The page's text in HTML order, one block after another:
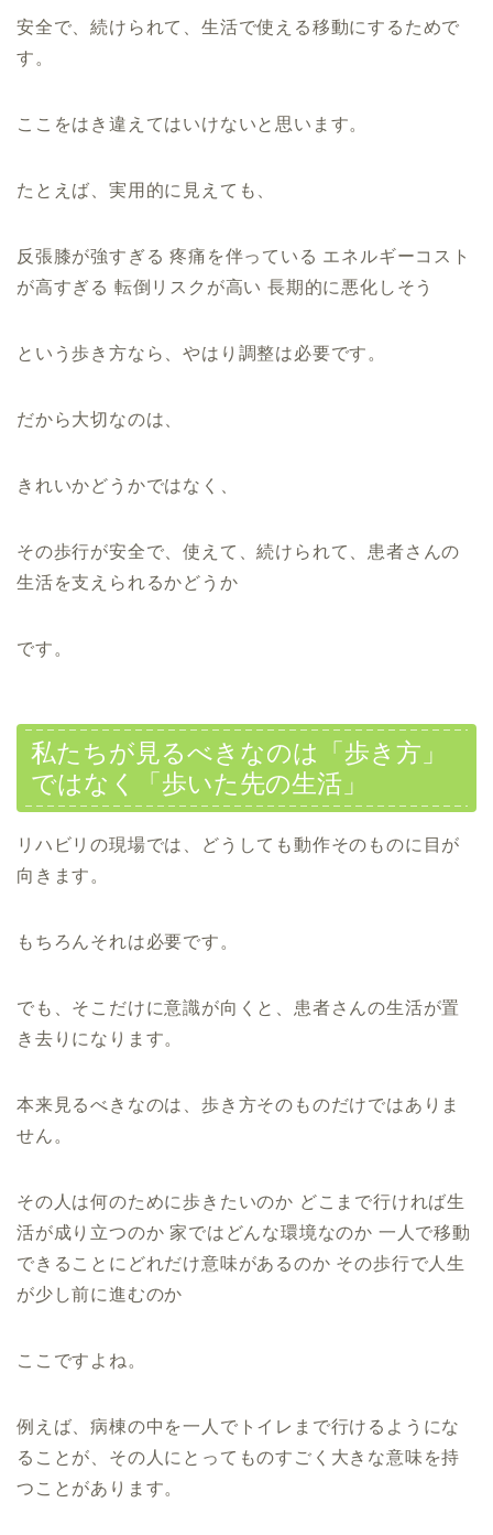
安全で、続けられて、生活で使える移動にするためで
す。
ここをはき違えてはいけないと思います。
たとえば、実用的に見えても、
反張膝が強すぎる 疼痛を伴っている エネルギーコスト
が高すぎる 転倒リスクが高い 長期的に悪化しそう
という歩き方なら、やはり調整は必要です。
だから大切なのは、
きれいかどうかではなく、
その歩行が安全で、使えて、続けられて、患者さんの
生活を支えられるかどうか
です。
私たちが見るべきなのは「歩き方」
ではなく「歩いた先の生活」
リハビリの現場では、どうしても動作そのものに目が
向きます。
もちろんそれは必要です。
でも、そこだけに意識が向くと、患者さんの生活が置
き去りになります。
本来見るべきなのは、歩き方そのものだけではありま
せん。
その人は何のために歩きたいのか どこまで行ければ生
活が成り立つのか 家ではどんな環境なのか 一人で移動
できることにどれだけ意味があるのか その歩行で人生
が少し前に進むのか
ここですよね。
例えば、病棟の中を一人でトイレまで行けるようにな
ることが、その人にとってものすごく大きな意味を持
つことがあります。